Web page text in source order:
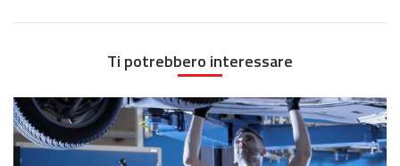
Ti potrebbero interessare